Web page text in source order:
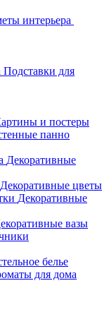
интерьера
Подставки для
и постеры
панно
Декоративные
Декоративные цветы
Декоративные
вазы
белье
для дома